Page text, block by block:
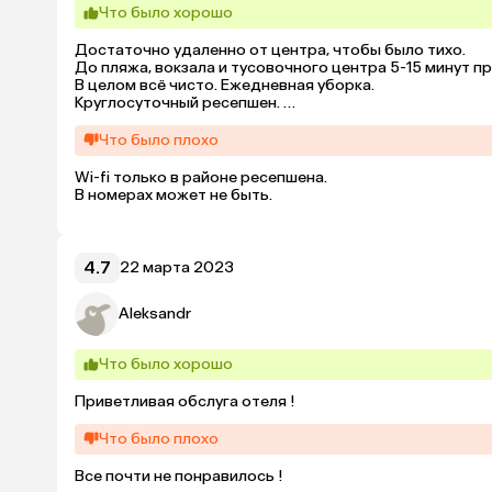
Что было хорошо
Достаточно удаленно от центра, чтобы было тихо.
До пляжа, вокзала и тусовочного центра 5-15 минут
В целом всё чисто. Ежедневная уборка.
Круглосуточный ресепшен.
Что было плохо
Wi-fi только в районе ресепшена.
В номерах может не быть.
4.7 22 марта 2023
Aleksandr
Что было хорошо
Приветливая обслуга отеля !
Что было плохо
Все почти не понравилось !